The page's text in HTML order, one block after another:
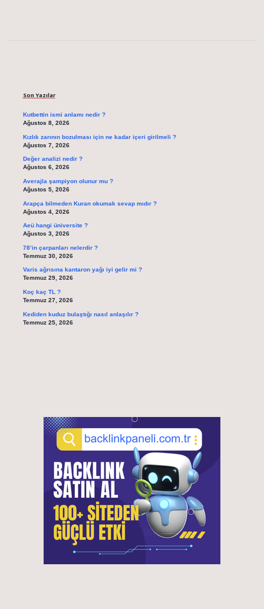
Son Yazılar
Kutbettin ismi anlamı nedir ?
Ağustos 8, 2026
Kızlık zarının bozulması için ne kadar içeri girilmeli ?
Ağustos 7, 2026
Değer analizi nedir ?
Ağustos 6, 2026
Averajla şampiyon olunur mu ?
Ağustos 5, 2026
Arapça bilmeden Kuran okumak sevap mıdır ?
Ağustos 4, 2026
Aeü hangi üniversite ?
Ağustos 3, 2026
78’in çarpanları nelerdir ?
Temmuz 30, 2026
Varis ağrısına kantaron yağı iyi gelir mi ?
Temmuz 29, 2026
Koç kaç TL ?
Temmuz 27, 2026
Kediden kuduz bulaştığı nasıl anlaşılır ?
Temmuz 25, 2026